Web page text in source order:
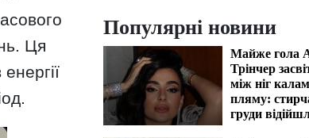
Ця
Популярні новини
Майже гола
Трінчер
між ніг
пляму:
груди